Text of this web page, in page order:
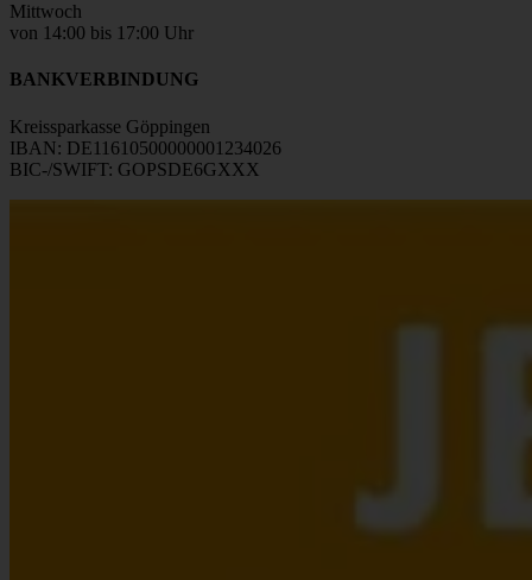
Mittwoch
von 14:00 bis 17:00 Uhr
BANKVERBINDUNG
Kreissparkasse Göppingen
IBAN: DE11610500000001234026
BIC-/SWIFT: GOPSDE6GXXX